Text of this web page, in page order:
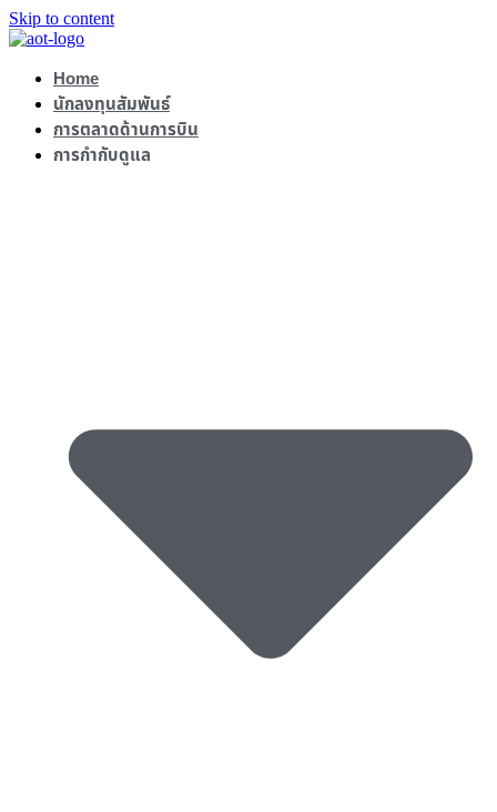
Skip to content
Home
นักลงทุนสัมพันธ์
การตลาดด้านการบิน
การกำกับดูแล